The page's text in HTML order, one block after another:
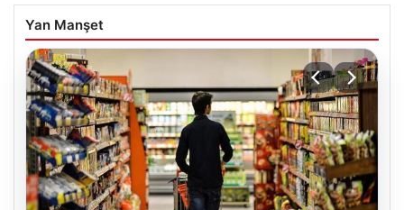
Yan Manşet